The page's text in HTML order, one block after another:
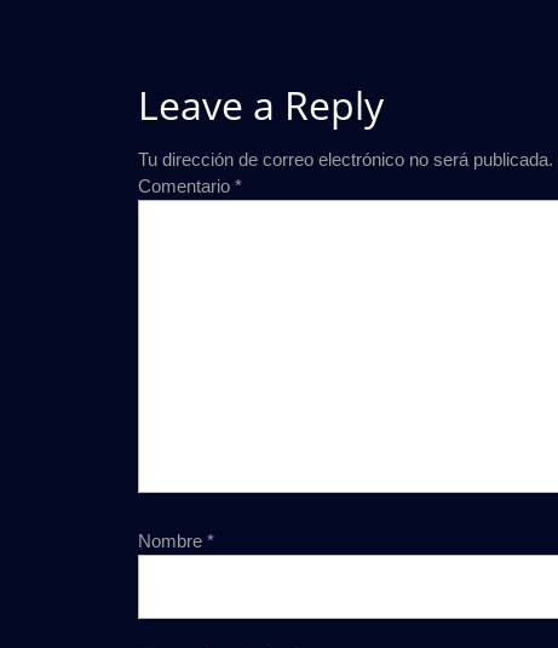
Leave a Reply
Tu dirección de correo electrónico no será publicada.
Comentario *
Nombre *